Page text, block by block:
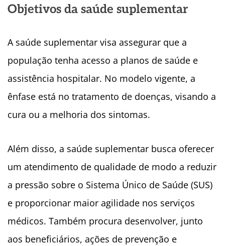
Objetivos da saúde suplementar
A saúde suplementar visa assegurar que a
população tenha acesso a planos de saúde e
assistência hospitalar. No modelo vigente, a
ênfase está no tratamento de doenças, visando a
cura ou a melhoria dos sintomas.
Além disso, a saúde suplementar busca oferecer
um atendimento de qualidade de modo a reduzir
a pressão sobre o Sistema Único de Saúde (SUS)
e proporcionar maior agilidade nos serviços
médicos. Também procura desenvolver, junto
aos beneficiários, ações de prevenção e